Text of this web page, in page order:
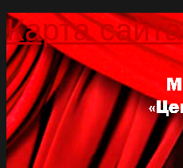
Карта сайта